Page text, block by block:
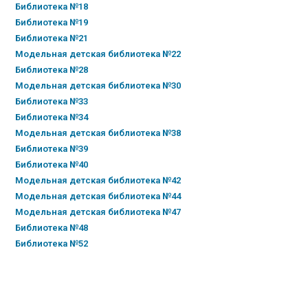
Библиотека №18
Библиотека №19
Библиотека №21
Модельная детская библиотека №22
Библиотека №28
Модельная детская библиотека №30
Библиотека №33
Библиотека №34
Модельная детская библиотека №38
Библиотека №39
Библиотека №40
Модельная детская библиотека №42
Модельная детская библиотека №44
Модельная детская библиотека №47
Библиотека №48
Библиотека №52